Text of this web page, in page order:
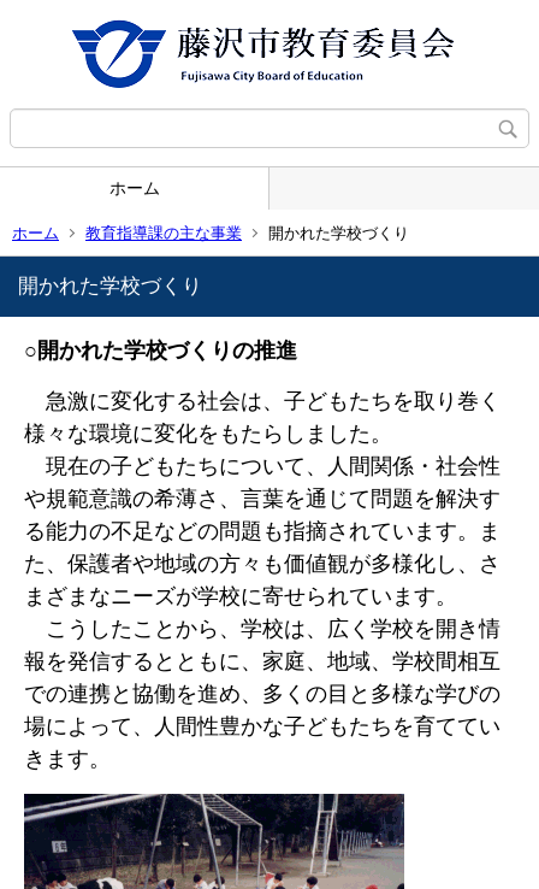
ホーム
ホーム 教育指導課の主な事業 開かれた学校づくり
開かれた学校づくり
○開かれた学校づくりの推進
急激に変化する社会は、子どもたちを取り巻く
様々な環境に変化をもたらしました。
現在の子どもたちについて、人間関係・社会性
や規範意識の希薄さ、言葉を通じて問題を解決す
る能力の不足などの問題も指摘されています。ま
た、保護者や地域の方々も価値観が多様化し、さ
まざまなニーズが学校に寄せられています。
こうしたことから、学校は、広く学校を開き情
報を発信するとともに、家庭、地域、学校間相互
での連携と協働を進め、多くの目と多様な学びの
場によって、人間性豊かな子どもたちを育ててい
きます。